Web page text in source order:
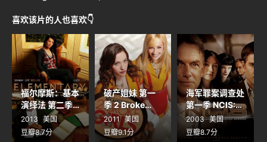
喜欢该片的人也喜欢👇
福尔摩斯：基本
演绎法 第二季
Elementary
Season 2
2013 美国
豆瓣8.7分
破产姐妹 第一
季 2 Broke
Girls Season 1
2011 美国
豆瓣9.1分
海军罪案调查处
第一季 NCIS:
Naval
Criminal
Investigative
2003 美国
豆瓣8.7分